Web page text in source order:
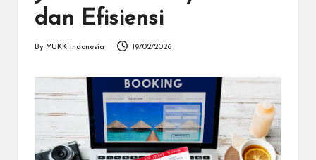
menerima
metode
mengirim
berbagai
tujuan
dan Efisiensi
By YUKK Indonesia 19/02/2026